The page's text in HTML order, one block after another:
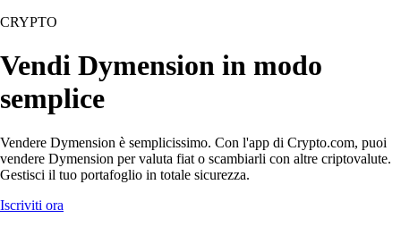
CRYPTO
Vendi Dymension in modo
semplice
Vendere Dymension è semplicissimo. Con l'app di Crypto.com, puoi
vendere Dymension per valuta fiat o scambiarli con altre criptovalute.
Gestisci il tuo portafoglio in totale sicurezza.
Iscriviti ora